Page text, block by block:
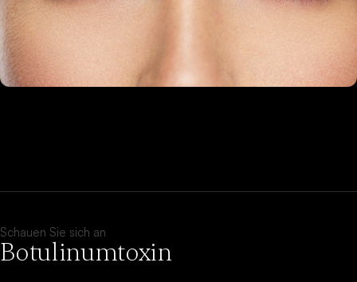
Schauen Sie sich an
Botulinumtoxin